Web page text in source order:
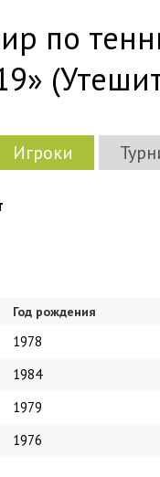
по
Игроки
Год рождения
1978
1984
1979
1976